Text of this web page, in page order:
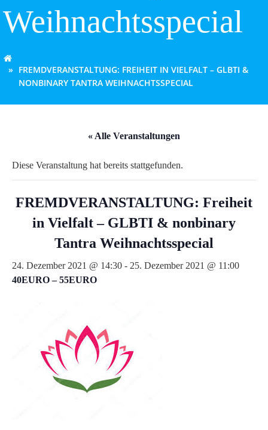
Weihnachtsspecial
FREMDVERANSTALTUNG: FREIHEIT IN VIELFALT – GLBTI &
NONBINARY TANTRA WEIHNACHTSSPECIAL
« Alle Veranstaltungen
Diese Veranstaltung hat bereits stattgefunden.
FREMDVERANSTALTUNG: Freiheit
in Vielfalt – GLBTI & nonbinary
Tantra Weihnachtsspecial
24. Dezember 2021 @ 14:30 - 25. Dezember 2021 @ 11:00
40EURO – 55EURO